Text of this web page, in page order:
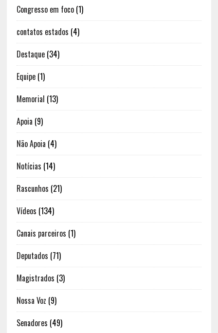
Congresso em foco(1)
contatos estados (4)
Destaque(34)
Equipe(1)
Memorial (13)
Apoia (9)
Não Apoia (4)
Notícias (14)
Rascunhos (21)
Vídeos (134)
Canais parceiros (1)
Deputados (71)
Magistrados (3)
Nossa Voz (9)
Senadores (49)